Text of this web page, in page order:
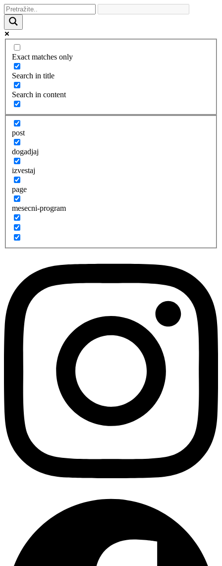
Exact matches only
Search in title
Search in content
post
dogadjaj
izvestaj
page
mesecni-program